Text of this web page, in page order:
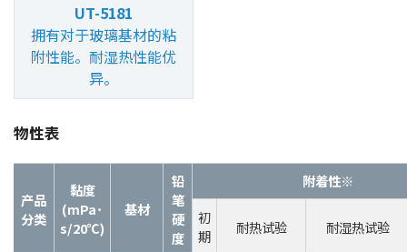
UT-5181
拥有对于玻璃基材的粘
附性能。耐湿热性能优
异。
物性表
产品
分类
黏度
(mPa･
s/20℃)
基材
铅
笔
硬
度
附着性※
初
期
耐热试验 耐湿热试验